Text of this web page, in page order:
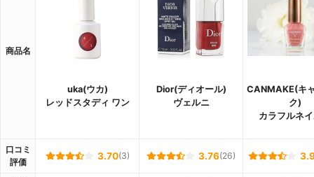
商品名
uka(ウカ)
レッドスタディ ワン
Dior(ディオール)
ヴェルニ
CANMAKE(キ
ク)
カラフルネ
口コミ
評価
3.70(3) 3.76(26)